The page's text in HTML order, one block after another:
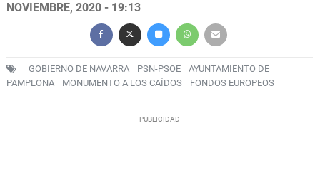
NOVIEMBRE, 2020 - 19:13
GOBIERNO DE NAVARRA PSN-PSOE
AYUNTAMIENTO DE
PAMPLONA
MONUMENTO A LOS CAÍDOS FONDOS EUROPEOS